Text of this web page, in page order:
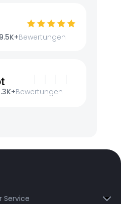
Bewertungen
Bewertungen
Service